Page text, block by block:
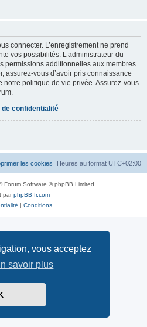
vous acceptez
savoir plus
connecter. L’enregistrement ne prend
vos possibilités. L’administrateur du
permissions additionnelles aux membres
assurez-vous d’avoir pris connaissance
notre politique de vie privée. Assurez-vous
de confidentialité
Heures au format UTC+02:00
les cookies
Forum Software © phpBB Limited
parphpBB-fr.com
| Conditions